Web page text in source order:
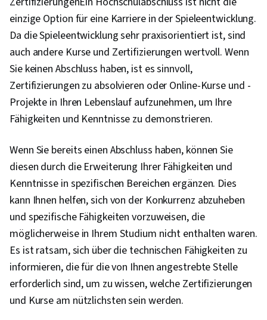
einzige Option für eine Karriere in der Spieleentwicklung.
Da die Spieleentwicklung sehr praxisorientiert ist, sind
auch andere Kurse und Zertifizierungen wertvoll. Wenn
Sie keinen Abschluss haben, ist es sinnvoll,
Zertifizierungen zu absolvieren oder Online-Kurse und -
Projekte in Ihren Lebenslauf aufzunehmen, um Ihre
Fähigkeiten und Kenntnisse zu demonstrieren.
Wenn Sie bereits einen Abschluss haben, können Sie
diesen durch die Erweiterung Ihrer Fähigkeiten und
Kenntnisse in spezifischen Bereichen ergänzen. Dies
kann Ihnen helfen, sich von der Konkurrenz abzuheben
und spezifische Fähigkeiten vorzuweisen, die
möglicherweise in Ihrem Studium nicht enthalten waren.
Es ist ratsam, sich über die technischen Fähigkeiten zu
informieren, die für die von Ihnen angestrebte Stelle
erforderlich sind, um zu wissen, welche Zertifizierungen
und Kurse am nützlichsten sein werden.